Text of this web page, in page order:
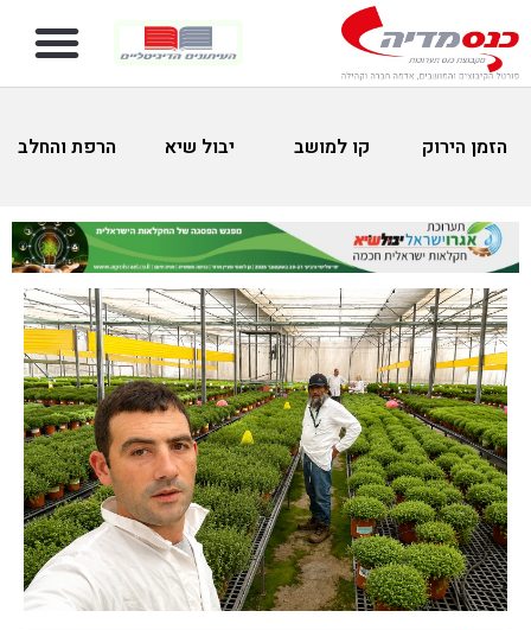
הזמן הירוק קו למושב יבול שיא הרפת והחלב